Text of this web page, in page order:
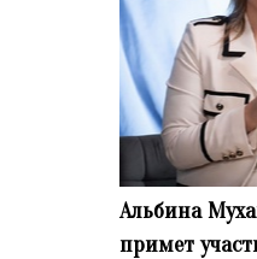
Альбина
примет